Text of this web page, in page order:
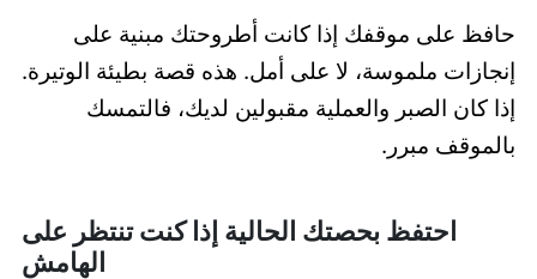
حافظ على موقفك إذا كانت أطروحتك مبنية على
إنجازات ملموسة، لا على أمل. هذه قصة بطيئة الوتيرة.
إذا كان الصبر والعملية مقبولين لديك، فالتمسك
بالموقف مبرر.
احتفظ بحصتك الحالية إذا كنت تنتظر على
الهامش